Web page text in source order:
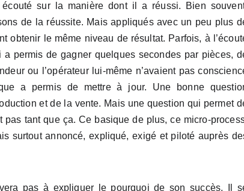
sur la manière dont il a réussi. Bien
de la réussite. Mais appliqués avec un peu plus
obtenir le même niveau de résultat. Parfois, à
permis de gagner quelques secondes par pièces,
ou l’opérateur lui-même n’avaient pas
a permis de mettre à jour. Une bonne
et de la vente. Mais une question qui permet
tant que ça. Ce basique de plus, ce micro-
surtout annoncé, expliqué, exigé et piloté auprès
pas à expliquer le pourquoi de son succès. Il